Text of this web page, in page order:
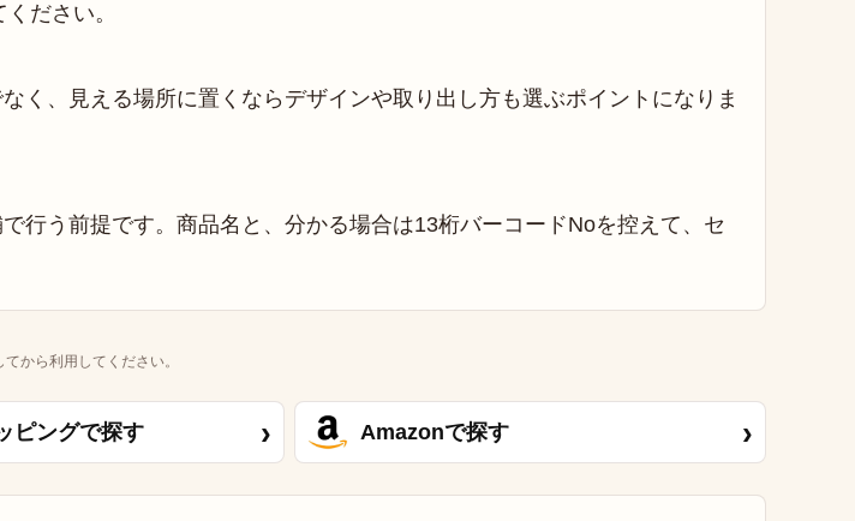
ださい。
く、見える場所に置くならデザインや取り出し方も選ぶポイントになりま
行う前提です。商品名と、分かる場合は13桁バーコードNoを控えて、セ
から利用してください。
ピングで探す › Amazonで探す ›